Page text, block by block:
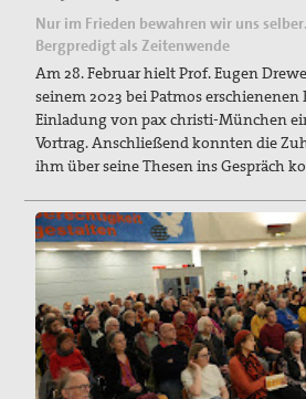
Nur im Frieden bewahren wir uns
Bergpredigt als Zeitenwende
Am 28. Februar hielt Prof. Eugen
seinem 2023 bei Patmos erschienenen
Einladung von pax christi-München
Vortrag. Anschließend konnten die
ihm über seine Thesen ins Gespräch